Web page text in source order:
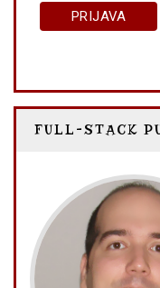
FULL-STACK